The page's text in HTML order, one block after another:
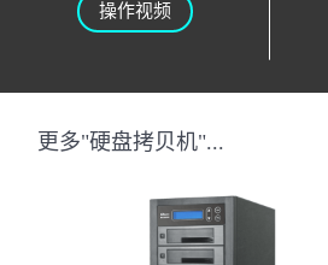
操作视频
更多"硬盘拷贝机"...